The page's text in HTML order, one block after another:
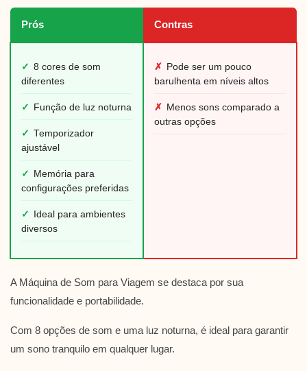
Prós Contras
✓ 8 cores de som
diferentes
✓ Função de luz noturna
✓ Temporizador
ajustável
✓ Memória para
configurações preferidas
✓ Ideal para ambientes
diversos
✗ Pode ser um pouco
barulhenta em níveis altos
✗ Menos sons comparado a
outras opções
A Máquina de Som para Viagem se destaca por sua
funcionalidade e portabilidade.
Com 8 opções de som e uma luz noturna, é ideal para garantir
um sono tranquilo em qualquer lugar.